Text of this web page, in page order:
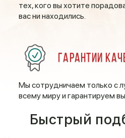
тех, кого вы хотите
вас ни находились.
Гарантии
Мы сотрудничаем только с
всему миру и гарантируем
Быстрый